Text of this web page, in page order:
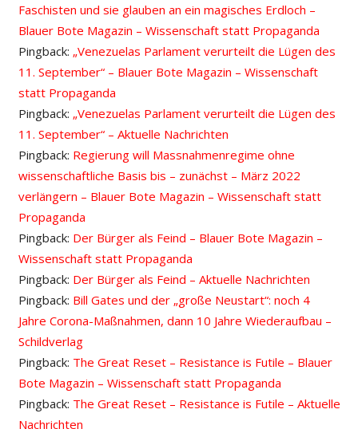
Faschisten und sie glauben an ein magisches Erdloch –
Blauer Bote Magazin – Wissenschaft statt Propaganda
Pingback: „Venezuelas Parlament verurteilt die Lügen des
11. September“ – Blauer Bote Magazin – Wissenschaft
statt Propaganda
Pingback: „Venezuelas Parlament verurteilt die Lügen des
11. September“ – Aktuelle Nachrichten
Pingback: Regierung will Massnahmenregime ohne
wissenschaftliche Basis bis – zunächst – März 2022
verlängern – Blauer Bote Magazin – Wissenschaft statt
Propaganda
Pingback: Der Bürger als Feind – Blauer Bote Magazin –
Wissenschaft statt Propaganda
Pingback: Der Bürger als Feind – Aktuelle Nachrichten
Pingback: Bill Gates und der „große Neustart“: noch 4
Jahre Corona-Maßnahmen, dann 10 Jahre Wiederaufbau –
Schildverlag
Pingback: The Great Reset – Resistance is Futile – Blauer
Bote Magazin – Wissenschaft statt Propaganda
Pingback: The Great Reset – Resistance is Futile – Aktuelle
Nachrichten